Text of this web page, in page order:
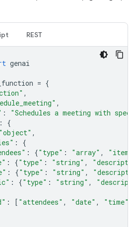
REST
genai
= {
,
,
:
"Schedules a meeting with
:
{
"object" ,
:
{
: {"type" : "array" ,
: {"type" : "string" ,
: {"type" : "string" ,
: {"type" : "string" ,
: [ "attendees" , "date" , "time"